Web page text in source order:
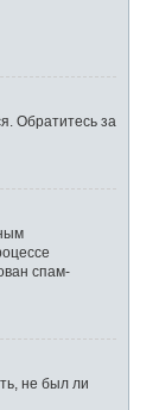
Обратитесь за
спам-
не был ли